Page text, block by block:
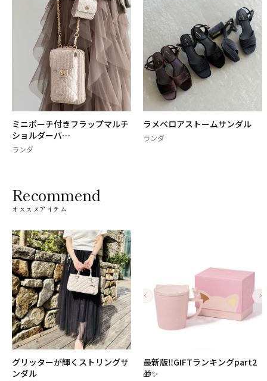
ミニポーチ付きフラップマルチ
ショルダーバ…
ランダ
ラメベロアストームサンダル
ランダ
Recommend
オススメアイテム
グリッターが輝くストリングサ
ンダル
最新版‼️GIFTランキングpart2
🎁✨